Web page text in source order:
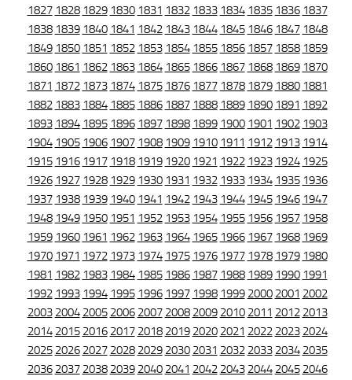
1827 1828 1829 1830 1831 1832 1833 1834 1835 1836 1837
1838 1839 1840 1841 1842 1843 1844 1845 1846 1847 1848
1849 1850 1851 1852 1853 1854 1855 1856 1857 1858 1859
1860 1861 1862 1863 1864 1865 1866 1867 1868 1869 1870
1871 1872 1873 1874 1875 1876 1877 1878 1879 1880 1881
1882 1883 1884 1885 1886 1887 1888 1889 1890 1891 1892
1893 1894 1895 1896 1897 1898 1899 1900 1901 1902 1903
1904 1905 1906 1907 1908 1909 1910 1911 1912 1913 1914
1915 1916 1917 1918 1919 1920 1921 1922 1923 1924 1925
1926 1927 1928 1929 1930 1931 1932 1933 1934 1935 1936
1937 1938 1939 1940 1941 1942 1943 1944 1945 1946 1947
1948 1949 1950 1951 1952 1953 1954 1955 1956 1957 1958
1959 1960 1961 1962 1963 1964 1965 1966 1967 1968 1969
1970 1971 1972 1973 1974 1975 1976 1977 1978 1979 1980
1981 1982 1983 1984 1985 1986 1987 1988 1989 1990 1991
1992 1993 1994 1995 1996 1997 1998 1999 2000 2001 2002
2003 2004 2005 2006 2007 2008 2009 2010 2011 2012 2013
2014 2015 2016 2017 2018 2019 2020 2021 2022 2023 2024
2025 2026 2027 2028 2029 2030 2031 2032 2033 2034 2035
2036 2037 2038 2039 2040 2041 2042 2043 2044 2045 2046